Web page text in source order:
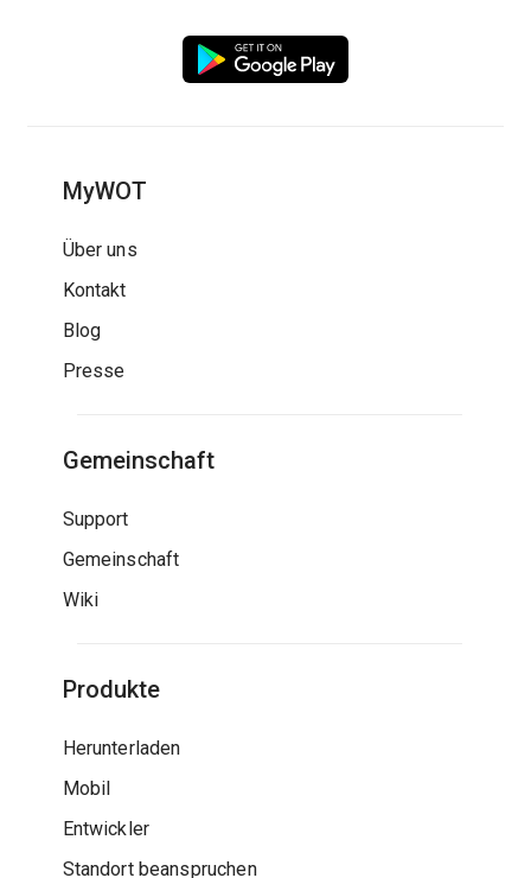
MyWOT
Über uns
Kontakt
Blog
Presse
Gemeinschaft
Support
Gemeinschaft
Wiki
Produkte
Herunterladen
Mobil
Entwickler
Standort beanspruchen